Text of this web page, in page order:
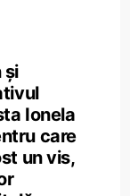
și
Ionela
care
un vis,